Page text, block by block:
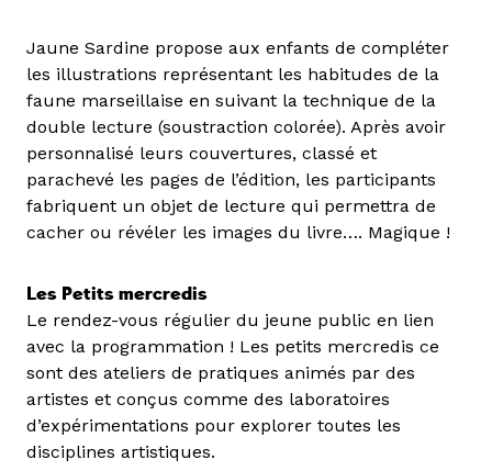
Jaune Sardine propose aux enfants de compléter
les illustrations représentant les habitudes de la
faune marseillaise en suivant la technique de la
double lecture (soustraction colorée). Après avoir
personnalisé leurs couvertures, classé et
parachevé les pages de l’édition, les participants
fabriquent un objet de lecture qui permettra de
cacher ou révéler les images du livre…. Magique !
Les Petits mercredis
Le rendez-vous régulier du jeune public en lien
avec la programmation ! Les petits mercredis ce
sont des ateliers de pratiques animés par des
artistes et conçus comme des laboratoires
d’expérimentations pour explorer toutes les
disciplines artistiques.